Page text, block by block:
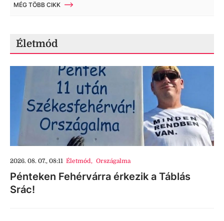
MÉG TÖBB CIKK
Életmód
2026. 08. 07., 08:11 Életmód, Országalma
Pénteken Fehérvárra érkezik a Táblás
Srác!